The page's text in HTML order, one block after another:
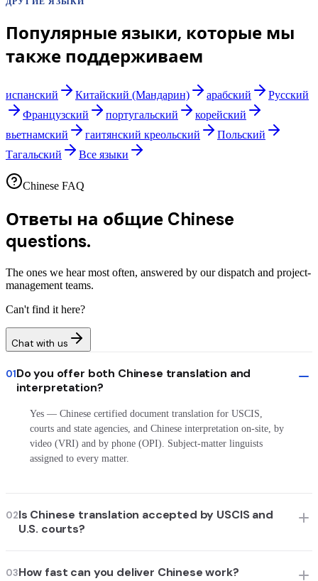
Популярные языки, которые мы
также поддерживаем
испанский Китайский (Мандарин) арабский
Русский
Французский
португальский
корейский
вьетнамский
гаитянский креольский
Польский
Тагальский
Все языки
Chinese FAQ
Ответы на общие Chinese
questions.
The ones we hear most often, answered by our dispatch and project-
management teams.
Can't find it here?
Chat with us
01Do you offer both Chinese translation and
interpretation?
Yes — Chinese certified document translation for USCIS,
courts and state agencies, and Chinese interpretation on-site, by
video (VRI) and by phone (OPI). Subject-matter linguists
assigned to every matter.
02Is Chinese translation accepted by USCIS and
U.S. courts?
03How fast can you deliver Chinese work?